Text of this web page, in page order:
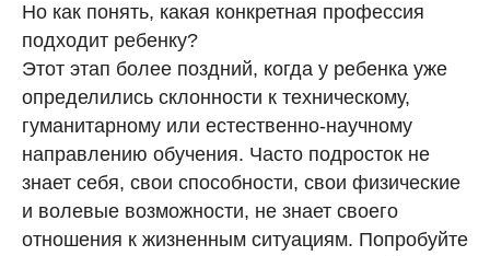
Но как понять, какая конкретная профессия
подходит ребенку?
Этот этап более поздний, когда у ребенка уже
определились склонности к техническому,
гуманитарному или естественно-научному
направлению обучения. Часто подросток не
знает себя, свои способности, свои физические
и волевые возможности, не знает своего
отношения к жизненным ситуациям. Попробуйте